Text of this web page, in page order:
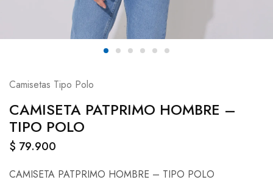
Camisetas Tipo Polo
CAMISETA PATPRIMO HOMBRE –
TIPO POLO
$ 79.900
CAMISETA PATPRIMO HOMBRE – TIPO POLO